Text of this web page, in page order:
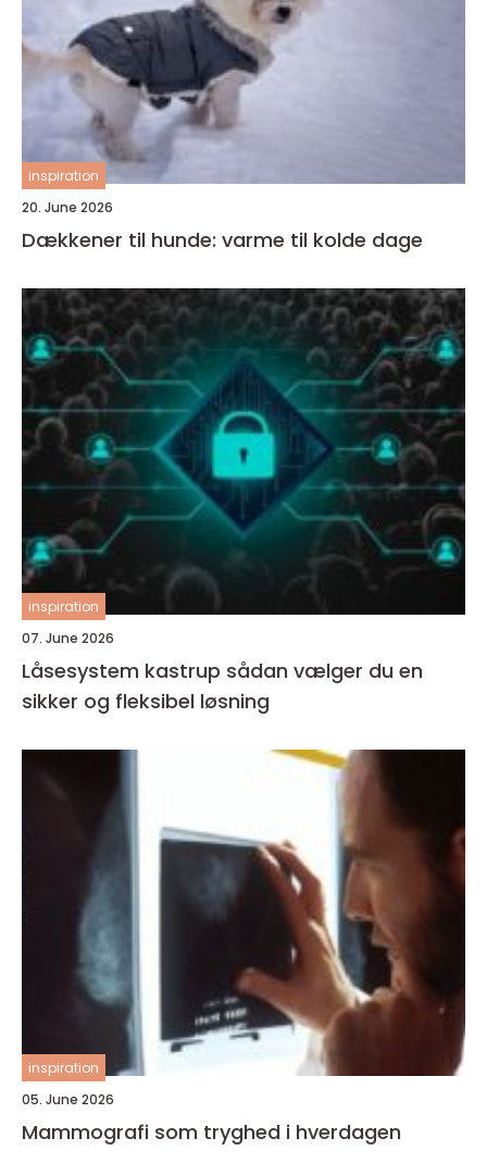
inspiration
20. June 2026
Dækkener til hunde: varme til kolde dage
inspiration
07. June 2026
Låsesystem kastrup sådan vælger du en
sikker og fleksibel løsning
inspiration
05. June 2026
Mammografi som tryghed i hverdagen